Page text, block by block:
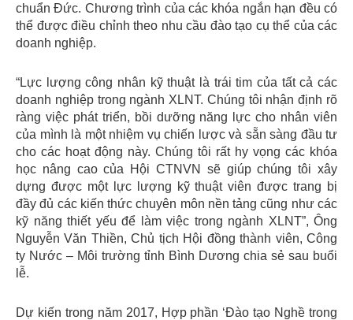
chuẩn Đức. Chương trình của các khóa ngắn hạn đều có
thể được điều chỉnh theo nhu cầu đào tạo cụ thể của các
doanh nghiệp.
“Lực lượng công nhân kỹ thuật là trái tim của tất cả các
doanh nghiệp trong ngành XLNT. Chúng tôi nhận định rõ
ràng việc phát triển, bồi dưỡng năng lực cho nhân viên
của mình là một nhiệm vụ chiến lược và sẵn sàng đầu tư
cho các hoạt động này. Chúng tôi rất hy vọng các khóa
học nâng cao của Hội CTNVN sẽ giúp chúng tôi xây
dựng được một lực lượng kỹ thuật viên được trang bị
đầy đủ các kiến thức chuyên môn nền tảng cũng như các
kỹ năng thiết yếu để làm việc trong ngành XLNT”, Ông
Nguyễn Văn Thiền, Chủ tịch Hội đồng thành viên, Công
ty Nước – Môi trường tỉnh Bình Dương chia sẻ sau buổi
lễ.
Dự kiến trong năm 2017, Hợp phần ‘Đào tạo Nghề trong